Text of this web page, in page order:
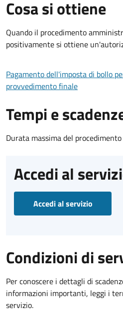
Cosa si ottiene
Quando il procedimento
positivamente si ottiene
Pagamento dell'imposta di bollo
provvedimento finale
Tempi e
Durata massima del
Accedi al
Accedi al servizio
Condizioni di
Per conoscere i dettagli di
informazioni importanti, leggi i
servizio.